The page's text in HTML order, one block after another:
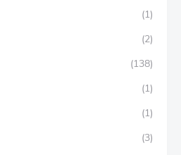
(1)
(2)
(138)
(1)
(1)
(3)